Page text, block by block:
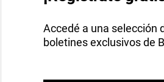
Accedé a una selección
boletines exclusivos de